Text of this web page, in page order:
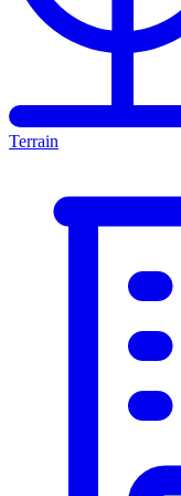
Terrain